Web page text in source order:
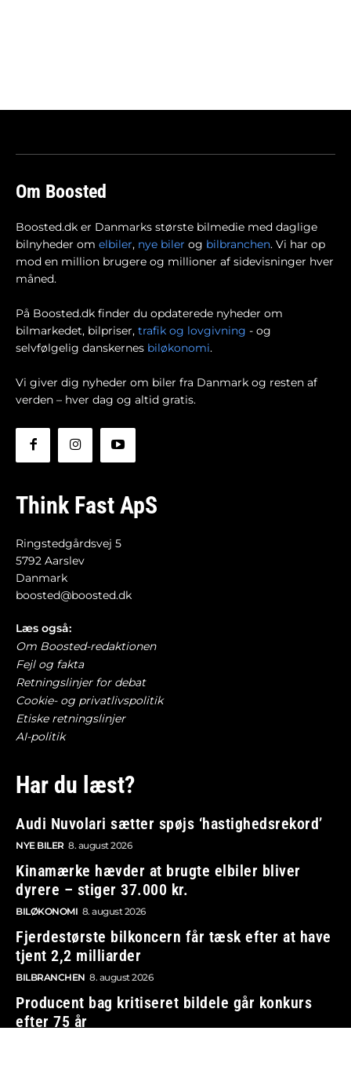
Om Boosted
Boosted.dk er Danmarks største bilmedie med daglige
bilnyheder om elbiler, nye biler og bilbranchen. Vi har op
mod en million brugere og millioner af sidevisninger hver
måned.
På Boosted.dk finder du opdaterede nyheder om
bilmarkedet, bilpriser, trafik og lovgivning - og
selvfølgelig danskernes biløkonomi.
Vi giver dig nyheder om biler fra Danmark og resten af
verden – hver dag og altid gratis.
Think Fast ApS
Ringstedgårdsvej 5
5792 Aarslev
Danmark
boosted@boosted.dk
Læs også:
Om Boosted-redaktionen
Fejl og fakta
Retningslinjer for debat
Cookie- og privatlivspolitik
Etiske retningslinjer
AI-politik
Har du læst?
Audi Nuvolari sætter spøjs ‘hastighedsrekord’
NYE BILER 8. august 2026
Kinamærke hævder at brugte elbiler bliver
dyrere – stiger 37.000 kr.
BILØKONOMI 8. august 2026
Fjerdestørste bilkoncern får tæsk efter at have
tjent 2,2 milliarder
BILBRANCHEN 8. august 2026
Producent bag kritiseret bildele går konkurs
efter 75 år